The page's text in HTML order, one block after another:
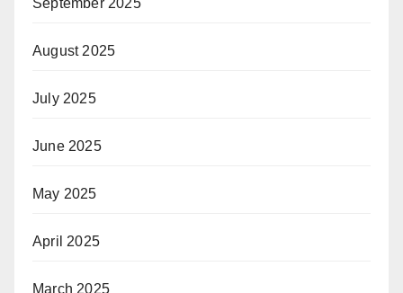
September 2025
August 2025
July 2025
June 2025
May 2025
April 2025
March 2025